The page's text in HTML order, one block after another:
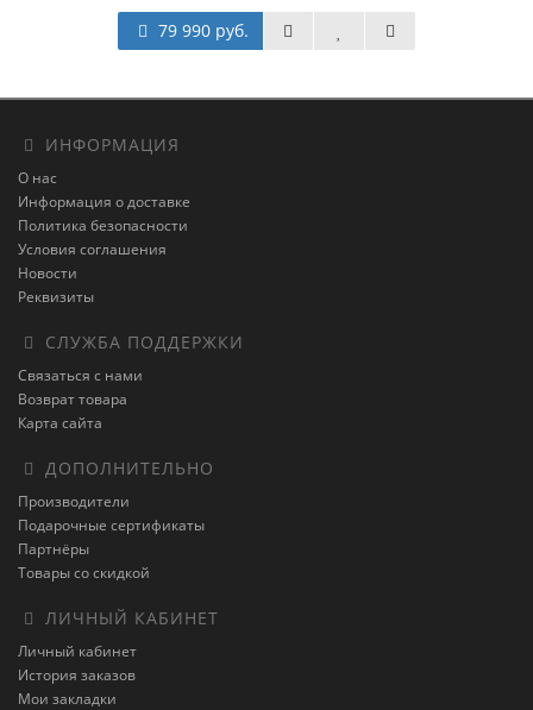
79 990 руб.
ИНФОРМАЦИЯ
О нас
Информация о доставке
Политика безопасности
Условия соглашения
Новости
Реквизиты
СЛУЖБА ПОДДЕРЖКИ
Связаться с нами
Возврат товара
Карта сайта
ДОПОЛНИТЕЛЬНО
Производители
Подарочные сертификаты
Партнёры
Товары со скидкой
ЛИЧНЫЙ КАБИНЕТ
Личный кабинет
История заказов
Мои закладки